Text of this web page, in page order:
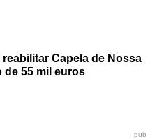
Capela de Nossa
de 55 mil euros
pub